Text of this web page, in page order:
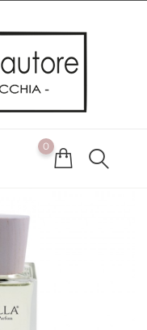
esperienza possibile
alla nostra
le tue preferenze sui
0